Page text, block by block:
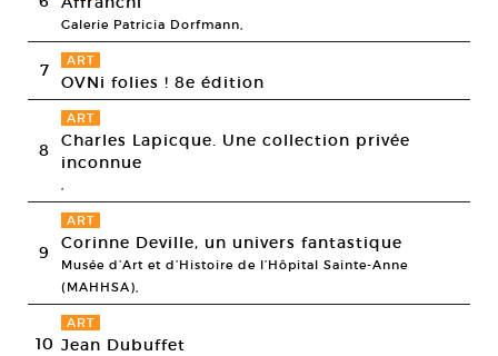
Galerie Patricia Dorfmann,
7 ART
OVNi folies ! 8e édition
8
ART
Charles Lapicque. Une collection privée
inconnue
,
9
ART
Corinne Deville, un univers fantastique
Musée d’Art et d’Histoire de l’Hôpital Sainte-Anne
(MAHHSA),
10
ART
Jean Dubuffet